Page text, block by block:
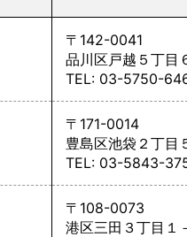
〒142-0041
品川区戸越５丁目
TEL: 03-5750-
〒171-0014
豊島区池袋２丁目
TEL: 03-5843-
〒108-0073
港区三田３丁目１